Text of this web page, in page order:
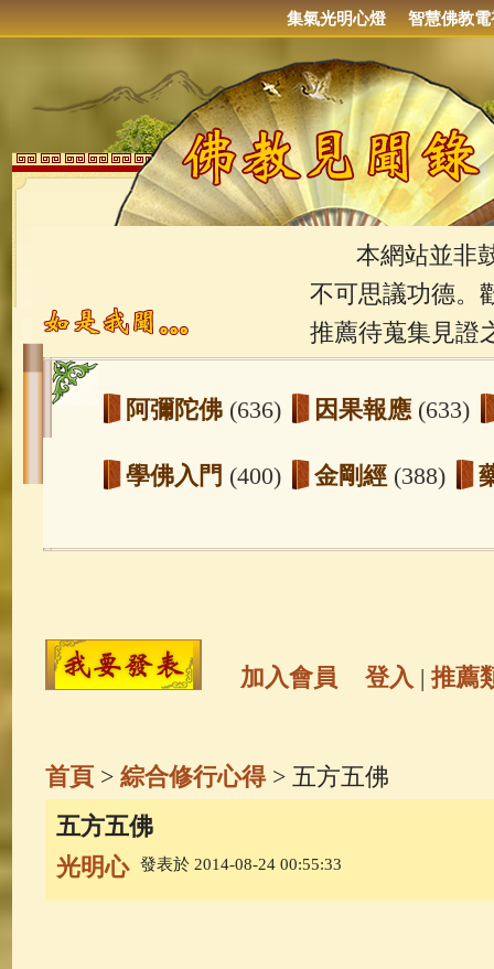
集氣光明心燈 智慧佛教電
本網站並非鼓
不可思議功德。
推薦待蒐集見證
阿彌陀佛 (636) 因果報應 (633)
學佛入門 (400) 金剛經 (388)
玉曆寶鈔(236) 地藏經(225)
高僧故事 (141) 放生護生 (133)
一切如來心秘密全身舍利寶篋印
釋迦牟尼佛傳(69)
加入會員 登入 | 推薦
首頁> 綜合修行心得> 五方五佛
五方五佛
光明心
發表於 2014-08-24 00:55:33